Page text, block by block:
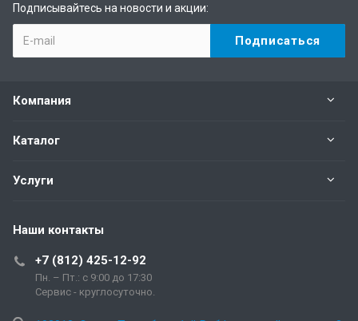
Подписывайтесь на новости и акции:
Компания
Каталог
Услуги
Наши контакты
+7 (812) 425-12-92
Пн. – Пт.: с 9:00 до 17:30
Сервис - круглосуточно.